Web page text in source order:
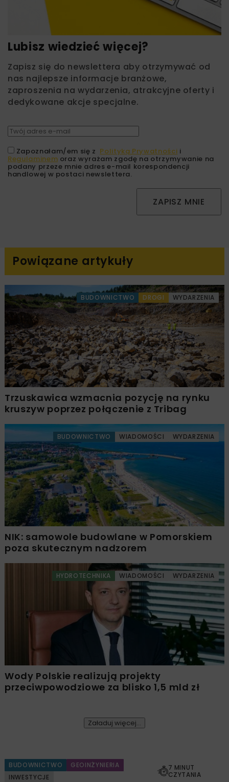
Lubisz wiedzieć więcej?
Zapisz się do newslettera aby otrzymywać od
nas najlepsze informacje branżowe,
zaproszenia na wydarzenia, atrakcyjne oferty i
dedykowane akcje specjalne.
Zapoznałam/em się z Polityką Prywatności i
Regulaminem oraz wyrażam zgodę na otrzymywanie na
podany przeze mnie adres e-mail korespondencji
handlowej w postaci newslettera.
ZAPISZ MNIE
Powiązane artykuły
BUDOWNICTWO DROGI WYDARZENIA
Trzuskawica wzmacnia pozycję na rynku
kruszyw poprzez połączenie z Tribag
BUDOWNICTWO WIADOMOŚCI WYDARZENIA
NIK: samowole budowlane w Pomorskiem
poza skutecznym nadzorem
HYDROTECHNIKA WIADOMOŚCI WYDARZENIA
Wody Polskie realizują projekty
przeciwpowodziowe za blisko 1,5 mld zł
Załaduj więcej...
BUDOWNICTWO
GEOINŻYNIERIA
INWESTYCJE
7 MINUT
CZYTANIA